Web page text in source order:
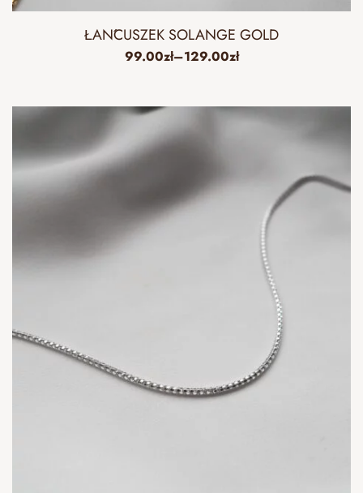
ŁAŃCUSZEK SOLANGE GOLD
99.00zł–129.00zł